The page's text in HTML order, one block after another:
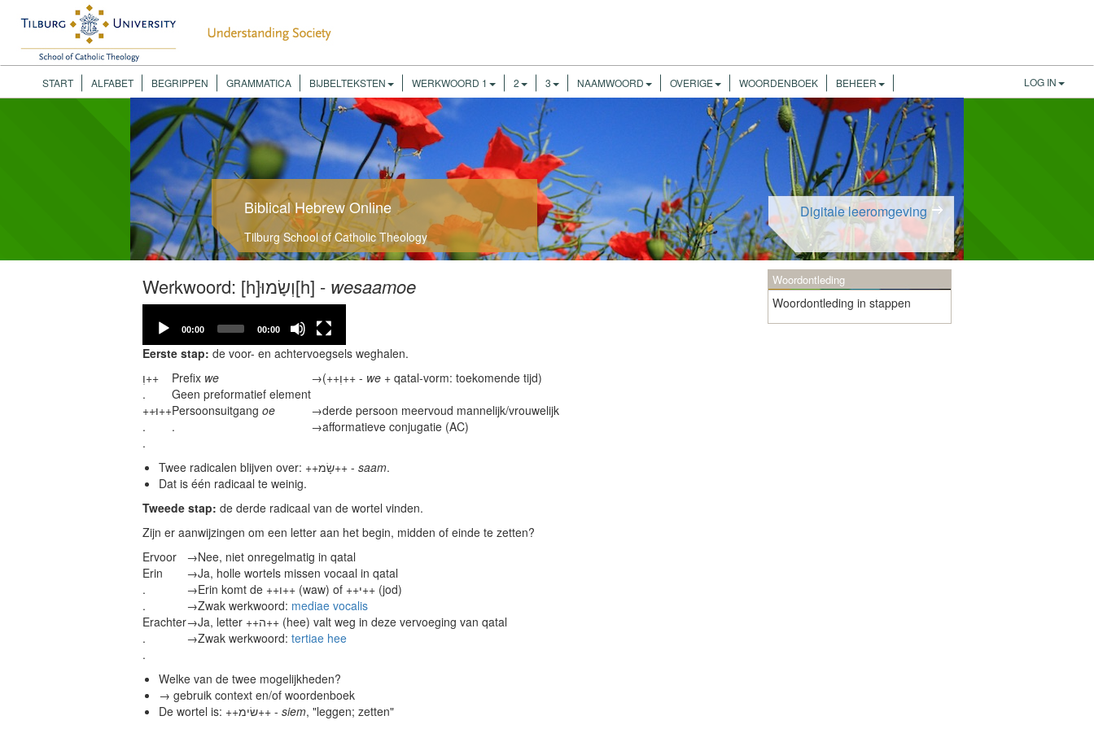
LOG IN
START ALFABET BEGRIPPEN GRAMMATICA BIJBELTEKSTEN WERKWOORD 1 2 3 NAAMWOORD OVERIGE WOORDENBOEK BEHEER
Biblical Hebrew Online
Tilburg School of Catholic Theology
Digitale leeromgeving
Werkwoord: [h]וְשָׂמוּ[h] - wesaamoe
Player
00:00 00:00
Eerste stap: de voor- en achtervoegsels weghalen.
וְ++
Prefix we → (++וְ++ - we + qatal-vorm: toekomende tijd)
.
Geen preformatief element
++וּ++Persoonsuitgang oe →derde persoon meervoud mannelijk/vrouwelijk
.
. →afformatieve conjugatie (AC)
.
Twee radicalen blijven over: ++שָׂמ++ - saam.
Dat is één radicaal te weinig.
Tweede stap: de derde radicaal van de wortel vinden.
Zijn er aanwijzingen om een letter aan het begin, midden of einde te zetten?
Ervoor
→Nee, niet onregelmatig in qatal
Erin
→Ja, holle wortels missen vocaal in qatal
.
→
Erin komt de ++ו++ (waw) of ++י++ (jod)
.
→Zwak werkwoord: mediae vocalis
Erachter→
Ja, letter ++ה++ (hee) valt weg in deze vervoeging van qatal
.
→Zwak werkwoord: tertiae hee
.
Welke van de twee mogelijkheden?
→ gebruik context en/of woordenboek
De wortel is: ++שׂימ++ - siem, "leggen; zetten"
Woordontleding
Woordontleding in stappen